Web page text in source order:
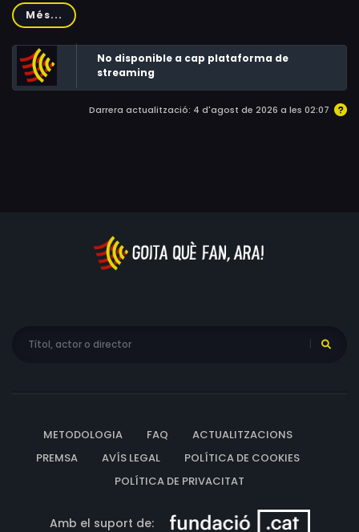
d’aquest producte. Se centren en quatre panses que
són un grup de música.
Més...
No disponible a cap plataforma de
streaming
Darrera actualització: 4 d'agost de 2026 a les 02:07
METODOLOGIA FAQ
ACTUALITZACIONS
PREMSA
AVÍS LEGAL
POLÍTICA DE COOKIES
POLÍTICA DE PRIVACITAT
Amb el suport de: